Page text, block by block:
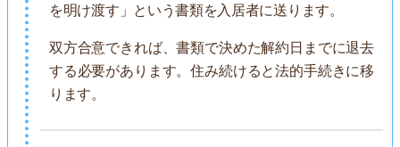
を明け渡す」という書類を入居者に送ります。
双方合意できれば、書類で決めた解約日までに退去
する必要があります。住み続けると法的手続きに移
ります。